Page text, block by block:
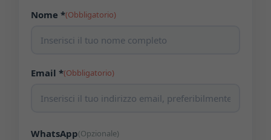
Nome *(Obbligatorio)
Email *(Obbligatorio)
WhatsApp(Opzionale)